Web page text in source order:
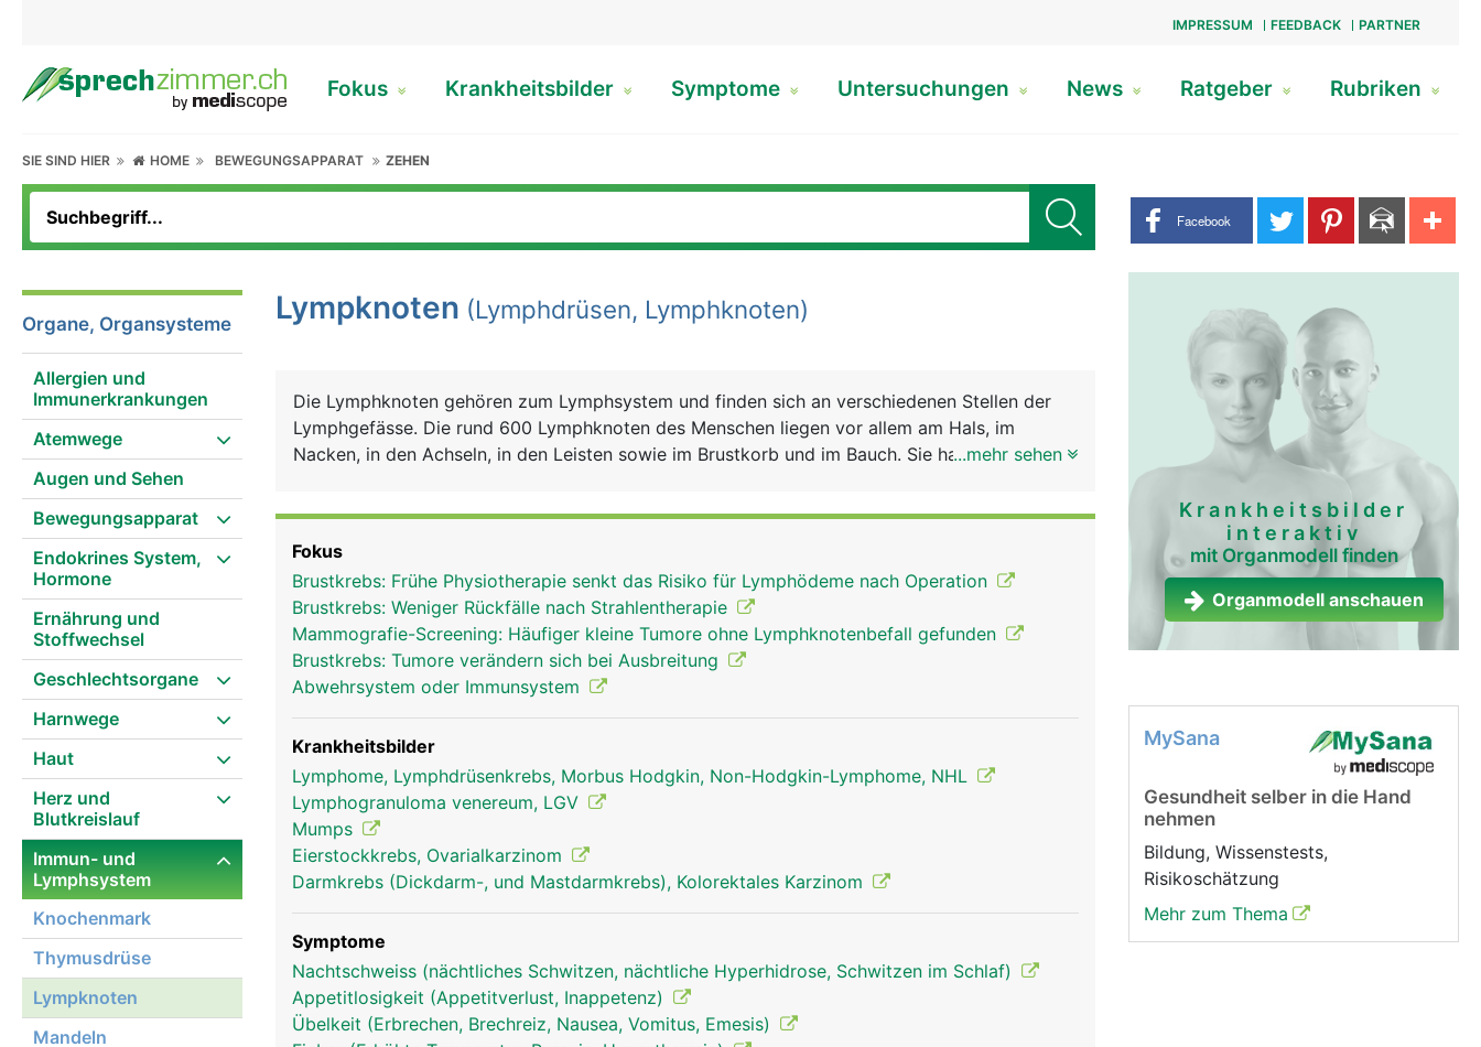
IMPRESSUM FEEDBACK PARTNER
Fokus Krankheitsbilder Symptome Untersuchungen News Ratgeber Rubriken
SIE SIND HIER HOME BEWEGUNGSAPPARAT ZEHEN
Share buttons
Facebook
Organe, Organsysteme
Allergien und
Immunerkrankungen
Atemwege
Augen und Sehen
Bewegungsapparat
Endokrines System,
Hormone
Ernährung und
Stoffwechsel
Geschlechtsorgane
Harnwege
Haut
Herz und
Blutkreislauf
Immun- und
Lymphsystem
Knochenmark
Thymusdrüse
Lympknoten
Mandeln
Lympknoten (Lymphdrüsen, Lymphknoten)
Die Lymphknoten gehören zum Lymphsystem und finden sich an verschiedenen Stellen der
Lymphgefässe. Die rund 600 Lymphknoten des Menschen liegen vor allem am Hals, im
Nacken, in den Achseln, in den Leisten sowie im Brustkorb und im Bauch. Sie haben ein
Farbstoffe) werden teilweise auch in den Lymphknoten eingelagert, wenn sie der Körper nicht
ausscheiden kann. In den Lymphknoten wird ausserdem ein Teil der Lymphozyten (weisse
Blutkörperchen) gebildet, die als "Abwehrpolizei" ständig durch das Blut- und
Lymphgefässsystem patrouillieren und der körpereigenen Abwehr dienen. Ausserdem wird in
den Lymphknoten die Lymphe konzentriert (eingedickt).
...mehr sehen
Fokus
Brustkrebs: Frühe Physiotherapie senkt das Risiko für Lymphödeme nach Operation
Brustkrebs: Weniger Rückfälle nach Strahlentherapie
Mammografie-Screening: Häufiger kleine Tumore ohne Lymphknotenbefall gefunden
Brustkrebs: Tumore verändern sich bei Ausbreitung
Abwehrsystem oder Immunsystem
Krankheitsbilder
Lymphome, Lymphdrüsenkrebs, Morbus Hodgkin, Non-Hodgkin-Lymphome, NHL
Lymphogranuloma venereum, LGV
Mumps
Eierstockkrebs, Ovarialkarzinom
Darmkrebs (Dickdarm-, und Mastdarmkrebs), Kolorektales Karzinom
Symptome
Nachtschweiss (nächtliches Schwitzen, nächtliche Hyperhidrose, Schwitzen im Schlaf)
Appetitlosigkeit (Appetitverlust, Inappetenz)
Übelkeit (Erbrechen, Brechreiz, Nausea, Vomitus, Emesis)
Krankheitsbilder
interaktiv
mit Organmodell finden
Organmodell anschauen
MySana
Gesundheit selber in die Hand
nehmen
Bildung, Wissenstests,
Risikoschätzung
Mehr zum Thema